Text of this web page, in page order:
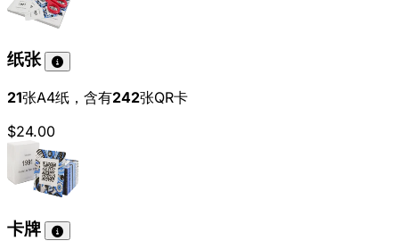
纸张
21张A4纸，含有242张QR卡
$24.00
卡牌